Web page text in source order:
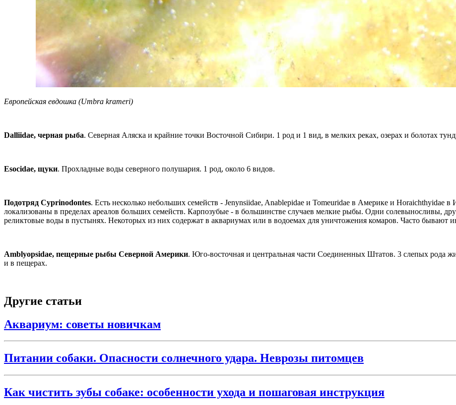
Европейская евдошка (Umbra krameri)
Dalliidae, черная рыба. Северная Аляска и крайние точки Восточной Сибири. 1 род и 1 вид, в мелких реках, озерах и болотах
Esocidae, щуки. Прохладные воды северного полушария. 1 род, около 6 видов.
Подотряд Cyprinodontes. Есть несколько небольших семейств - Jenynsiidae, Anablepidae и Tomeuridae в Америке и Horaichthyidae
локализованы в пределах ареалов больших семейств. Карпозубые - в большинстве случаев мелкие рыбы. Одни солевыносливы,
реликтовые воды в пустынях. Некоторых из них содержат в аквариумах или в водоемах для уничтожения комаров. Часто бывают
Amblyopsidae, пещерные рыбы Северной Америки. Юго-восточная и центральная части Соединенных Штатов. 3 слепых рода
и в пещерах.
Другие статьи
Аквариум: советы новичкам
Питании собаки. Опасности солнечного удара. Неврозы питомцев
Как чистить зубы собаке: особенности ухода и пошаговая инструкция